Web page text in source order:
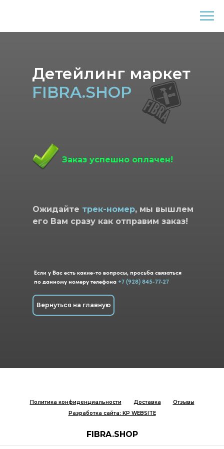
Детейлинг маркет
FIBRA.SHOP
Заказ успешно оплачен!
Вернуться на главную
Если у Вас есть какие-то вопросы, просьба связаться
по данному номеру телефона +7 (928) 845-77-27
Ожидайте трек-номер, мы вышлем
его Вам сразу как отправим заказ!
Политика конфиденциальности Доставка
Отзывы
Разработка сайта: KP WEBSITE
FIBRA.SHOP